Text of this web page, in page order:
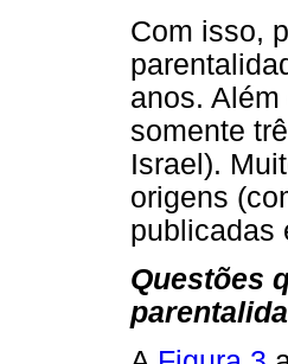
Com isso,
anos.
somente
Israel).
origens
publicadas
Questões